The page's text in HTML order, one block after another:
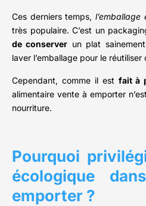
Ces derniers temps, l’emballage
très populaire. C’est un
de conserver un plat
laver l’emballage pour le
Cependant, comme il est fait à
alimentaire vente à emporter
nourriture.
Pourquoi
écologique
emporter ?